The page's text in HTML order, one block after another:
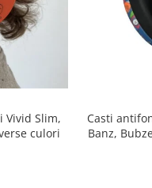
Vivid Slim,
culori
Casti
Banz,